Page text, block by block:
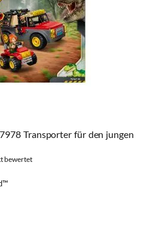
Transporter für den jungen
bewertet